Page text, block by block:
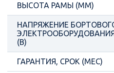
ВЫСОТА РАМЫ (ММ)
НАПРЯЖЕНИЕ
(В)
ГАРАНТИЯ, СРОК (МЕС)